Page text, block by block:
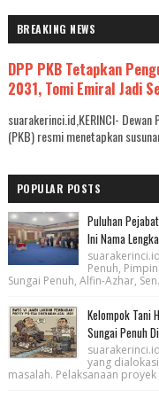
BREAKING NEWS
DPP PKB Tetapkan
2031, Tomi Emiral Jadi
suarakerinci.id,KERINCI-
(PKB) resmi menetapkan
POPULAR POSTS
Puluhan
Ini Nama
Penuh,
Sungai Penuh, Alfin-Azhar,
Kelompok Tani
Sungai Penuh
yang
masalah. Pelaksanaan proyek